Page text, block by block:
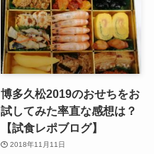
博多久松2019のおせちをお
試してみた率直な感想は？
【試食レポブログ】
2018年11月11日